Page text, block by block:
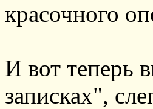
красочного
И вот теперь
записках",